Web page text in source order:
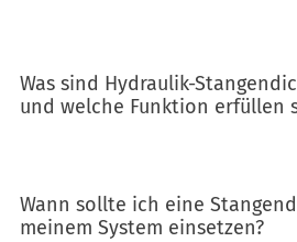
Was sind Hydraulik-
und welche Funktion erfüllen
Wann sollte ich eine
meinem System einsetzen?